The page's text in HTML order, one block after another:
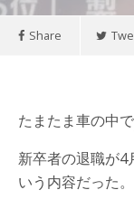
Share
たまたま車の中で
新卒者の退職が4
いう内容だった。